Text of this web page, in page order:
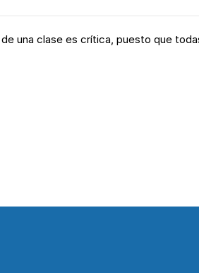
una clase es crítica, puesto que